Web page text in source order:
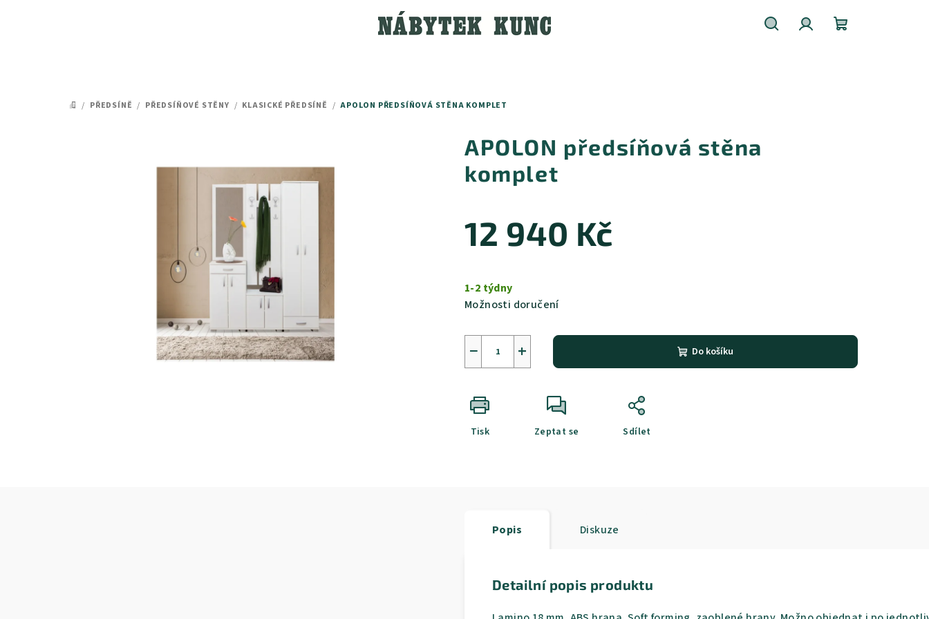
DOMŮ
/ PŘEDSÍNĚ / PŘEDSÍŇOVÉ STĚNY / KLASICKÉ PŘEDSÍNĚ / APOLON PŘEDSÍŇOVÁ STĚNA KOMPLET
APOLON předsíňová stěna
komplet
12 940 Kč
cena:
1-2 týdny
Možnosti doručení
+
− Do košíku
Tisk Zeptat se Sdílet
Popis Diskuze
Detailní popis produktu